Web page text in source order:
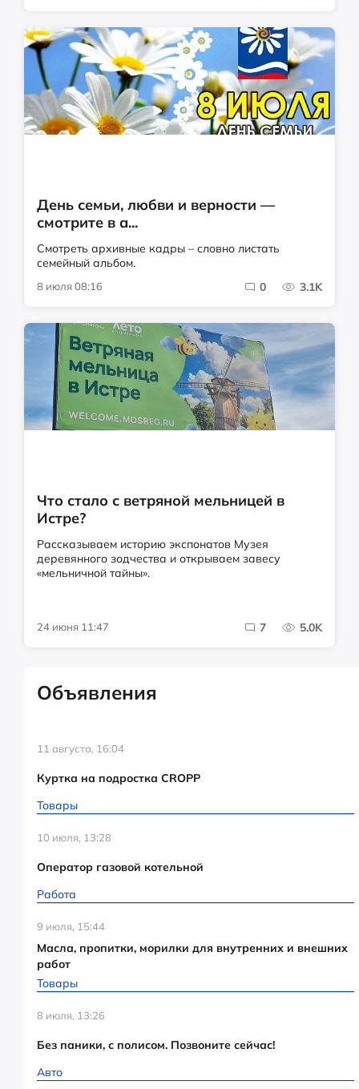
День семьи, любви и верности —
смотрите в а...
Смотреть архивные кадры – словно листать
семейный альбом.
8 июля 08:16 0 3.1K
Что стало с ветряной мельницей в
Истре?
Рассказываем историю экспонатов Музея
деревянного зодчества и открываем завесу
«мельничной тайны».
24 июня 11:47 7 5.0K
Объявления
11 августа, 16:04
Куртка на подростка CROPP
Товары
10 июля, 13:28
Оператор газовой котельной
Работа
9 июля, 15:44
Масла, пропитки, морилки для внутренних и внешних
работ
Товары
8 июля, 13:26
Без паники, с полисом. Позвоните сейчас!
Авто